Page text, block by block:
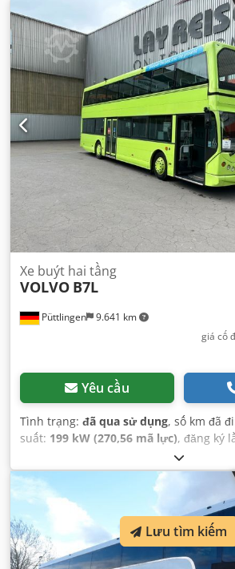
Püttlingen 9.641 km
Xe buýt hai tầng
VOLVO B7L
giá cố
Yêu cầu
Tình trạng: đã qua sử dụng, số km đã
suất: 199 kW (270,56 mã lực), đăng ký
, số chỗ ngồi:
bánh răng:tự động, hạng mục khí thải:
xanh lá cây
bộ giảm tốc , Thiết
Lưu tìm kiếm